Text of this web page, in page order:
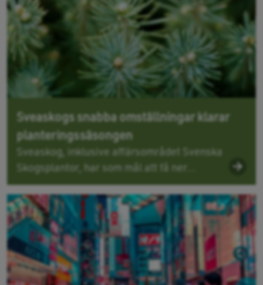
Sveaskogs snabba omställningar klarar
planteringssäsongen
Sveaskog, inklusive affärsområdet Svenska
Skogsplantor, har som mål att få ner...